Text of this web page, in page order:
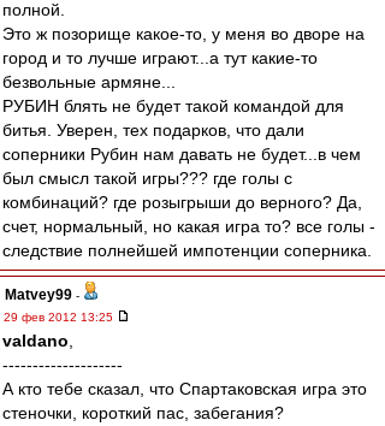
полной.
Это ж позорище какое-то, у меня во дворе на
город и то лучше играют...а тут какие-то
безвольные армяне...
РУБИН блять не будет такой командой для
битья. Уверен, тех подарков, что дали
соперники Рубин нам давать не будет...в чем
был смысл такой игры??? где голы с
комбинаций? где розыгрыши до верного? Да,
счет, нормальный, но какая игра то? все голы -
следствие полнейшей импотенции соперника.
Matvey99 -
29 фев 2012 13:25
valdano
--------------------
А кто тебе сказал, что Спартаковская игра это
стеночки, короткий пас, забегания?